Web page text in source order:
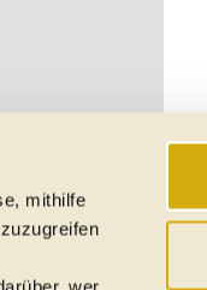
mithilfe
Reichweiten